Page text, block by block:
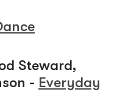
Steward,
- Everyday